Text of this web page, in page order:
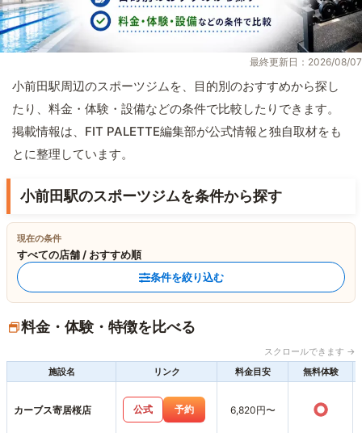
最終更新日：2026/08/07
小前田駅周辺のスポーツジムを、目的別のおすすめから探し
たり、料金・体験・設備などの条件で比較したりできます。
掲載情報は、FIT PALETTE編集部が公式情報と独自取材をも
とに整理しています。
小前田駅のスポーツジムを条件から探す
現在の条件
すべての店舗 / おすすめ順
条件を絞り込む
料金・体験・特徴を比べる
スクロールできます →
施設名
リンク 料金目安 無料体験
カーブス寄居桜店 公式 予約 6,820円〜 ○